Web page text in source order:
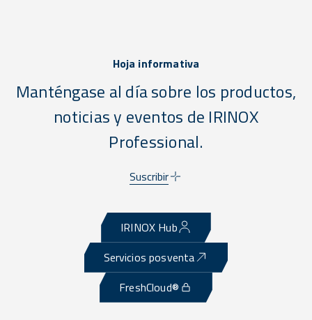
Hoja informativa
Manténgase al día sobre los productos,
noticias y eventos de IRINOX
Professional.
Suscribir
IRINOX Hub
Servicios posventa
FreshCloud®